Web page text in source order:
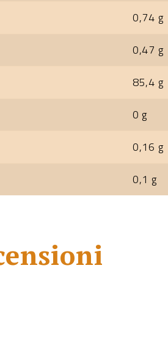
0,74 g
0,47 g
85,4 g
0 g
0,16 g
0,1 g